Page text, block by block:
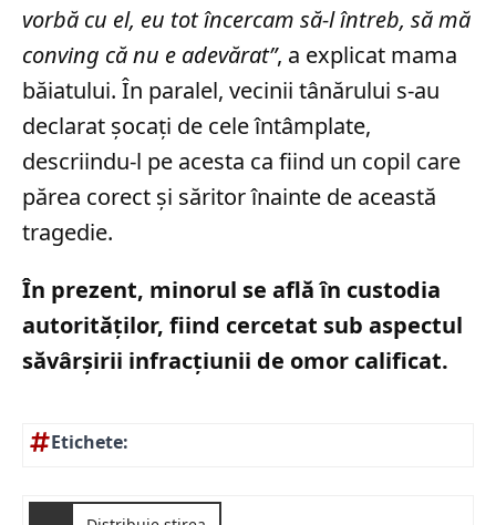
vorbă cu el, eu tot încercam să-l întreb, să mă
conving că nu e adevărat”, a explicat mama
băiatului. În paralel, vecinii tânărului s-au
declarat șocați de cele întâmplate,
descriindu-l pe acesta ca fiind un copil care
părea corect și săritor înainte de această
tragedie.
În prezent, minorul se află în custodia
autorităților, fiind cercetat sub aspectul
săvârșirii infracțiunii de omor calificat.
Etichete: